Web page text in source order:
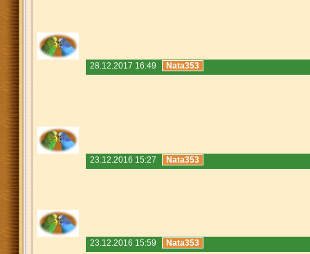
28.12.2017 16:49 Nata353
23.12.2016 15:27 Nata353
23.12.2016 15:59 Nata353